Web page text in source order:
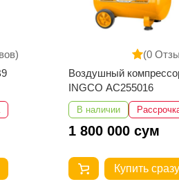
(0
Воздушный
INGCO AC255016
В наличии
1 800 000 сум
Купить сразу